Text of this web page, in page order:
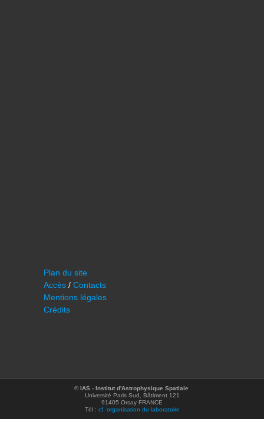
Plan du site
Accès / Contacts
Mentions légales
Crédits
©IAS - Institut d'Astrophysique Spatiale
Université Paris Sud, Bâtiment 121
91405 Orsay FRANCE
Tél : cf. organisation du laboratoire